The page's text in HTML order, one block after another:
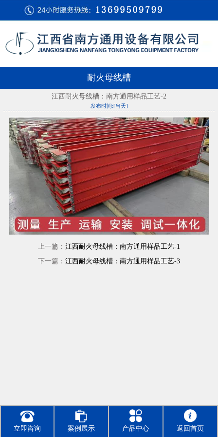
耐火母线槽
江西耐火母线槽：南方通用样品工艺-2
发布时间:[当天]
上一篇： 江西耐火母线槽：南方通用样品工艺-1
下一篇： 江西耐火母线槽：南方通用样品工艺-3
立即咨询 案例展示 产品中心 返回首页